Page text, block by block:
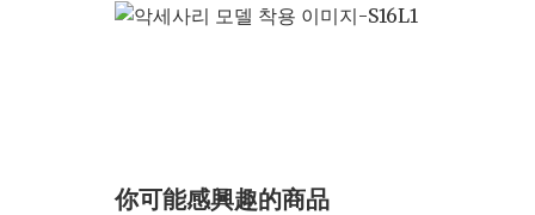
你可能感興趣的商品